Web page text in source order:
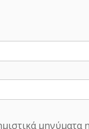
μηνύματα